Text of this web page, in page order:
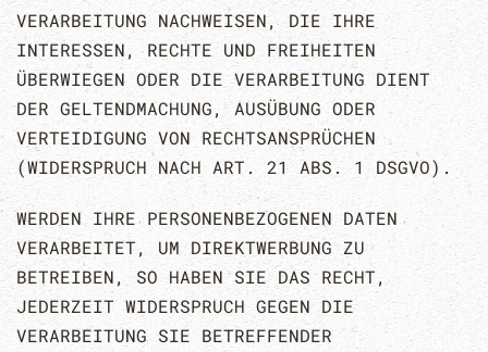
VERARBEITUNG NACHWEISEN, DIE IHRE
INTERESSEN, RECHTE UND FREIHEITEN
ÜBERWIEGEN ODER DIE VERARBEITUNG DIENT
DER GELTENDMACHUNG, AUSÜBUNG ODER
VERTEIDIGUNG VON RECHTSANSPRÜCHEN
(WIDERSPRUCH NACH ART. 21 ABS. 1 DSGVO).
WERDEN IHRE PERSONENBEZOGENEN DATEN
VERARBEITET, UM DIREKTWERBUNG ZU
BETREIBEN, SO HABEN SIE DAS RECHT,
JEDERZEIT WIDERSPRUCH GEGEN DIE
VERARBEITUNG SIE BETREFFENDER